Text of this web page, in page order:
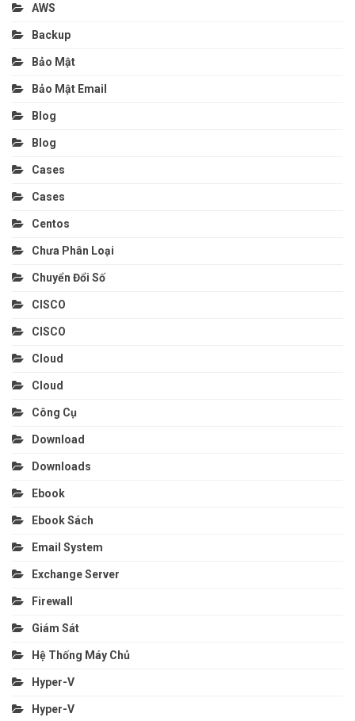
AWS
Backup
Bảo Mật
Bảo Mật Email
Blog
Blog
Cases
Cases
Centos
Chưa Phân Loại
Chuyển Đổi Số
CISCO
CISCO
Cloud
Cloud
Công Cụ
Download
Downloads
Ebook
Ebook Sách
Email System
Exchange Server
Firewall
Giám Sát
Hệ Thống Máy Chủ
Hyper-V
Hyper-V